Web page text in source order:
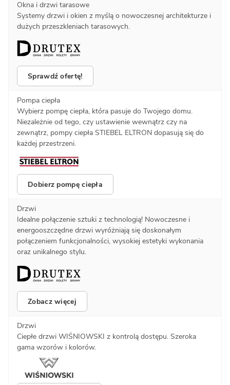
Okna i drzwi tarasowe
Systemy drzwi i okien z myślą o nowoczesnej architekturze i
dużych przeszkleniach tarasowych.
Sprawdź ofertę!
Pompa ciepła
Wybierz pompę ciepła, która pasuje do Twojego domu.
Niezależnie od tego, czy ustawienie wewnątrz czy na
zewnątrz, pompy ciepła STIEBEL ELTRON dopasują się do
każdej przestrzeni.
Dobierz pompę ciepła
Drzwi
Idealne połączenie sztuki z technologią! Nowoczesne i
energooszczędne drzwi wyróżniają się doskonałym
połączeniem funkcjonalności, wysokiej estetyki wykonania
oraz unikalnego stylu.
Zobacz więcej
Drzwi
Ciepłe drzwi WIŚNIOWSKI z kontrolą dostępu. Szeroka
gama wzorów i kolorów.